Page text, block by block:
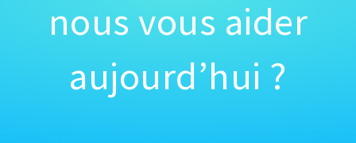
nous vous aider
aujourd’hui ?